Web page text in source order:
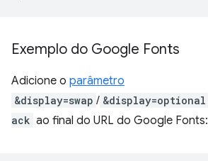
Exemplo do Google Fonts
Adicione o parâmetro
&display=swap / &display=optional
ack ao final do URL do Google Fonts: